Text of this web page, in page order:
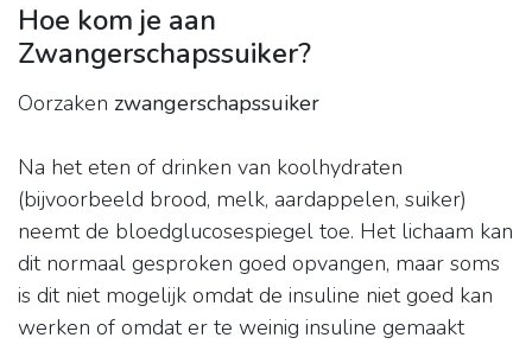
Hoe kom je aan
Zwangerschapssuiker?
Oorzaken zwangerschapssuiker
Na het eten of drinken van koolhydraten
(bijvoorbeeld brood, melk, aardappelen, suiker)
neemt de bloedglucosespiegel toe. Het lichaam kan
dit normaal gesproken goed opvangen, maar soms
is dit niet mogelijk omdat de insuline niet goed kan
werken of omdat er te weinig insuline gemaakt